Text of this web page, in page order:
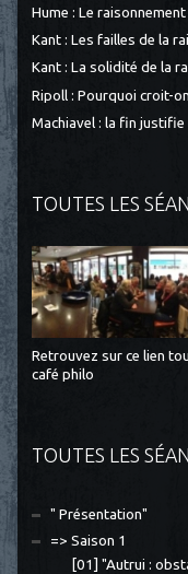
Hume : Le raisonnement
Kant : Les failles de la
Kant : La solidité de la
Ripoll : Pourquoi croit-
Machiavel : la fin justifie
TOUTES LES
Retrouvez sur ce lien
café philo
TOUTES LES
" Présentation"
=> Saison 1
[01] "Autrui :